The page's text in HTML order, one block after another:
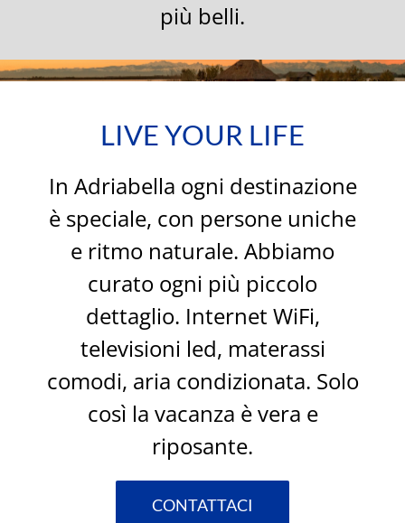
più belli.
LIVE YOUR LIFE
In Adriabella ogni destinazione
è speciale, con persone uniche
e ritmo naturale. Abbiamo
curato ogni più piccolo
dettaglio. Internet WiFi,
televisioni led, materassi
comodi, aria condizionata. Solo
così la vacanza è vera e
riposante.
CONTATTACI